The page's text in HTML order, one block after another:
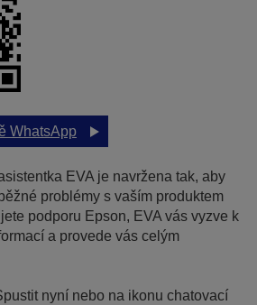
WhatsApp
EVA je navržena tak, aby
problémy s vaším produktem
podporu Epson, EVA vás vyzve k
a provede vás celým
nyní nebo na ikonu chatovací